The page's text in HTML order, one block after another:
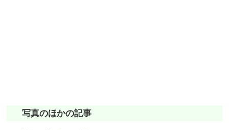
写真のほかの記事